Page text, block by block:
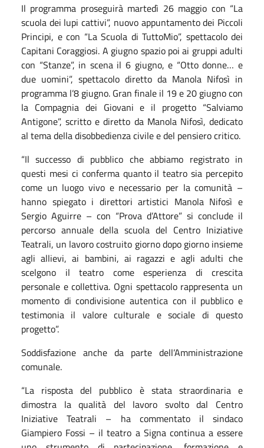
Il programma proseguirà martedì 26 maggio con “La
scuola dei lupi cattivi”, nuovo appuntamento dei Piccoli
Principi, e con “La Scuola di TuttoMio”, spettacolo dei
Capitani Coraggiosi. A giugno spazio poi ai gruppi adulti
con “Stanze”, in scena il 6 giugno, e “Otto donne… e
due uomini”, spettacolo diretto da Manola Nifosì in
programma l’8 giugno. Gran finale il 19 e 20 giugno con
la Compagnia dei Giovani e il progetto “Salviamo
Antigone”, scritto e diretto da Manola Nifosì, dedicato
al tema della disobbedienza civile e del pensiero critico.
“Il successo di pubblico che abbiamo registrato in
questi mesi ci conferma quanto il teatro sia percepito
come un luogo vivo e necessario per la comunità –
hanno spiegato i direttori artistici Manola Nifosì e
Sergio Aguirre – con “Prova d’Attore” si conclude il
percorso annuale della scuola del Centro Iniziative
Teatrali, un lavoro costruito giorno dopo giorno insieme
agli allievi, ai bambini, ai ragazzi e agli adulti che
scelgono il teatro come esperienza di crescita
personale e collettiva. Ogni spettacolo rappresenta un
momento di condivisione autentica con il pubblico e
testimonia il valore culturale e sociale di questo
progetto”.
Soddisfazione anche da parte dell’Amministrazione
comunale.
“La risposta del pubblico è stata straordinaria e
dimostra la qualità del lavoro svolto dal Centro
Iniziative Teatrali – ha commentato il sindaco
Giampiero Fossi – il teatro a Signa continua a essere